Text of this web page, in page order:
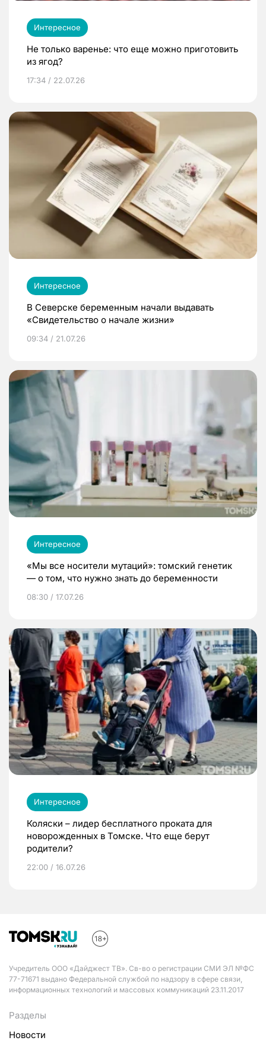
Интересное
Не только варенье: что еще можно приготовить
из ягод?
17:34 / 22.07.26
Интересное
В Северске беременным начали выдавать
«Свидетельство о начале жизни»
09:34 / 21.07.26
Интересное
«Мы все носители мутаций»: томский генетик
— о том, что нужно знать до беременности
08:30 / 17.07.26
Интересное
Коляски – лидер бесплатного проката для
новорожденных в Томске. Что еще берут
родители?
22:00 / 16.07.26
Учредитель ООО «Дайджест ТВ». Св-во о регистрации СМИ ЭЛ №ФС
77-71671 выдано Федеральной службой по надзору в сфере связи,
информационных технологий и массовых коммуникаций 23.11.2017
Разделы
Новости